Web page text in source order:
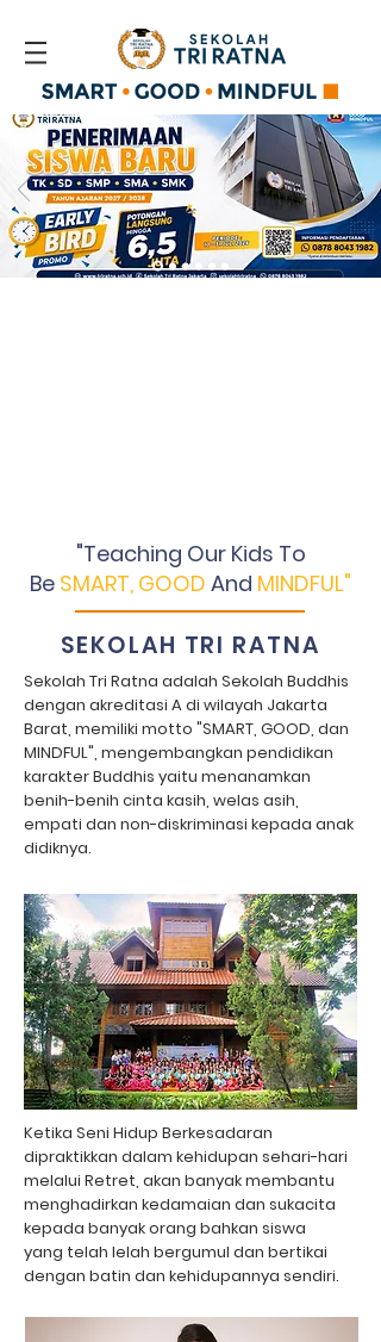
"Teaching Our Kids To
Be SMART, GOOD And MINDFUL"
SEKOLAH TRI RATNA
Sekolah Tri Ratna adalah Sekolah Buddhis
dengan akreditasi A di wilayah Jakarta
Barat, memiliki motto "SMART, GOOD, dan
MINDFUL", mengembangkan pendidikan
karakter Buddhis yaitu menanamkan
benih-benih cinta kasih, welas asih,
empati dan non-diskriminasi kepada anak
didiknya.
Ketika Seni Hidup Berkesadaran
dipraktikkan dalam kehidupan sehari-hari
melalui Retret, akan banyak membantu
menghadirkan kedamaian dan sukacita
kepada banyak orang bahkan siswa
yang telah lelah bergumul dan bertikai
dengan batin dan kehidupannya sendiri.